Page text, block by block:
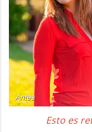
Esto es